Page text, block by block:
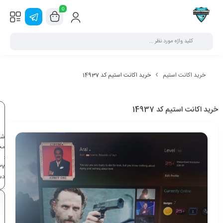
0
خرید اکانت استیم خرید اکانت استیم کد 14937
خرید اکانت استیم کد 14937
:
: